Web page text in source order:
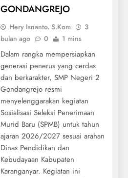
GONDANGREJO
Hery Isnanto. S.Kom
3
bulan ago
0 1 mins
Dalam rangka mempersiapkan
generasi penerus yang cerdas
dan berkarakter, SMP Negeri 2
Gondangrejo resmi
menyelenggarakan kegiatan
Sosialisasi Seleksi Penerimaan
Murid Baru (SPMB) untuk tahun
ajaran 2026/2027 sesuai arahan
Dinas Pendidikan dan
Kebudayaan Kabupaten
Karanganyar. Kegiatan ini